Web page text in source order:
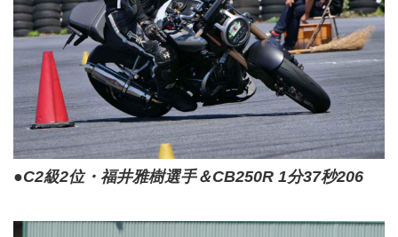
●C2級2位・福井雅樹選手＆CB250R 1分37秒206